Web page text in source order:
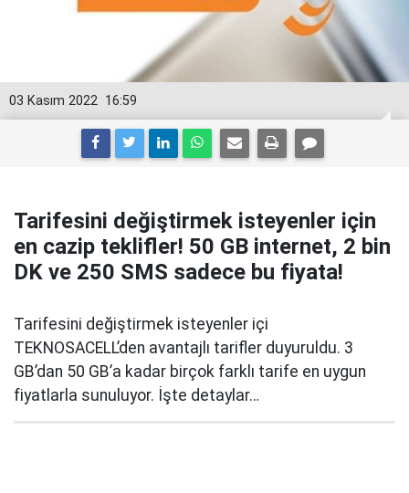
16:59
03 Kasım 2022
Tarifesini değiştirmek isteyenler için
en cazip teklifler! 50 GB internet, 2 bin
DK ve 250 SMS sadece bu fiyata!
Tarifesini değiştirmek isteyenler içi
TEKNOSACELL’den avantajlı tarifler duyuruldu. 3
GB’dan 50 GB’a kadar birçok farklı tarife en uygun
fiyatlarla sunuluyor. İşte detaylar…